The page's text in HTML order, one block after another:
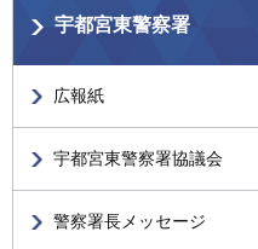
宇都宮東警察署
広報紙
宇都宮東警察署協議会
警察署長メッセージ